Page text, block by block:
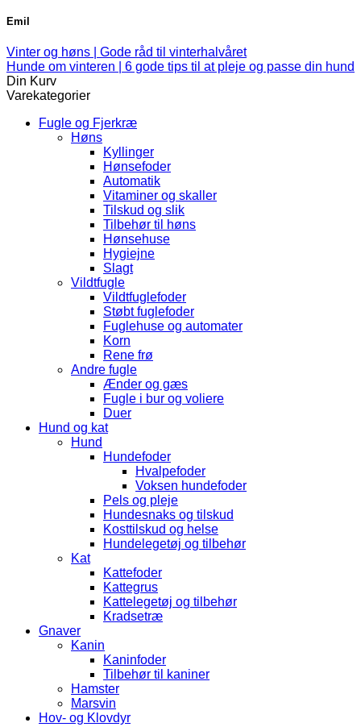
Emil
Vinter og høns | Gode råd til vinterhalvåret
Hunde om vinteren | 6 gode tips til at pleje og passe din hund
Din Kurv
Varekategorier
Fugle og Fjerkræ
Høns
Kyllinger
Hønsefoder
Automatik
Vitaminer og skaller
Tilskud og slik
Tilbehør til høns
Hønsehuse
Hygiejne
Slagt
Vildtfugle
Vildtfuglefoder
Støbt fuglefoder
Fuglehuse og automater
Korn
Rene frø
Andre fugle
Ænder og gæs
Fugle i bur og voliere
Duer
Hund og kat
Hund
Hundefoder
Hvalpefoder
Voksen hundefoder
Pels og pleje
Hundesnaks og tilskud
Kosttilskud og helse
Hundelegetøj og tilbehør
Kat
Kattefoder
Kattegrus
Kattelegetøj og tilbehør
Kradsetræ
Gnaver
Kanin
Kaninfoder
Tilbehør til kaniner
Hamster
Marsvin
Hov- og Klovdyr